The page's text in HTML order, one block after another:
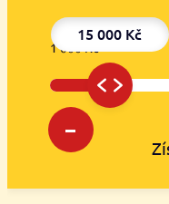
15 000 Kč
–
1 000 Kč